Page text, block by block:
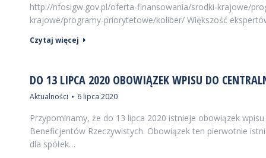
http://nfosigw.gov.pl/oferta-finansowania/srodki-krajowe/
krajowe/programy-priorytetowe/koliber/ Większość
Czytaj więcej
DO 13 LIPCA 2020 OBOWIĄZEK WPISU DO
Aktualności 6 lipca 2020
Przypominamy, że do 13 lipca 2020 istnieje obowiązek
Beneficjentów Rzeczywistych. Obowiązek ten pierwotnie
dla spółek…